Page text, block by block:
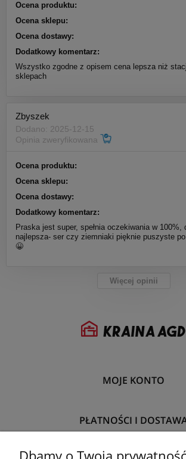
Ocena produktu:
Ocena sklepu:
Ocena dostawy:
Dodatkowy komentarz:
Wszystko zgodne z opisem cena lepsza niż
sklepach
Zbyszek
Dodano: 2025-12-15
Opinia zweryfikowana
Ocena produktu:
Ocena sklepu:
Ocena dostawy:
Dodatkowy komentarz:
Praska jest super, spełnia oczekiwania w 100%,
najlepsza- ser czy ziemniaki pięknie puszyste
😀
Więcej opinii
MOJE KONTO
PŁATNOŚCI I